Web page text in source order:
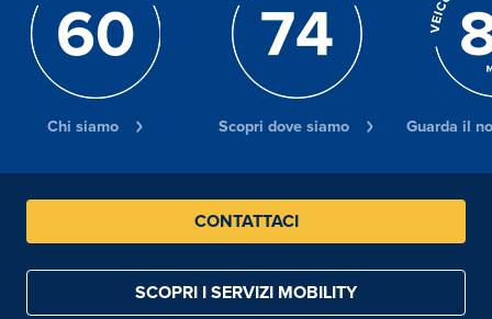
Chi siamo Scopri dove siamo Guarda il
CONTATTACI
SCOPRI I SERVIZI MOBILITY